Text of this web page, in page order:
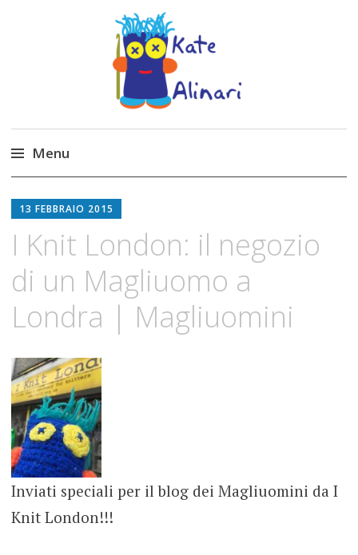
Made by Kate
Kate Alinari, corsi di uncinetto, entusiasmo,
schemi gratuiti, amigurumi, I Balocchi del Tipo
Strano, traduzioni e tanto divertimento!
Menu
to
13 FEBBRAIO 2015
I Knit London: il negozio
di un Magliuomo a
Londra | Magliuomini
Inviati speciali per il blog dei Magliuomini da I
Knit London!!!